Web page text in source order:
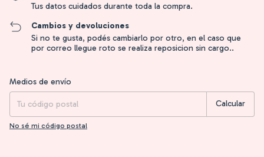
Tus datos cuidados durante toda la compra.
Cambios y devoluciones
Si no te gusta, podés cambiarlo por otro, en el caso que
por correo llegue roto se realiza reposicion sin cargo..
Entregas para el CP:
Medios de envío
Calcular
No sé mi código postal